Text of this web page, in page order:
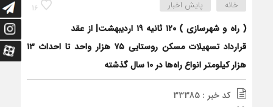
16 خانه پایش اخبار
( راه و شهرسازی ) ۱۲۰ ثانیه ۱۹ اردیبهشت| از عقد
قرارداد تسهیلات مسکن روستایی ۷۵ هزار واحد تا احداث ۱۳
هزار کیلومتر انواع راه‌ها در ۱۰ سال گذشته
کد خبر : 33385